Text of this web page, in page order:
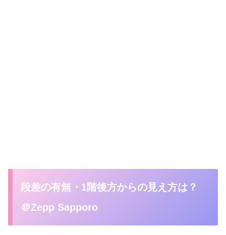
段差の有無・1階後方からの見え方は？
＠Zepp Sapporo